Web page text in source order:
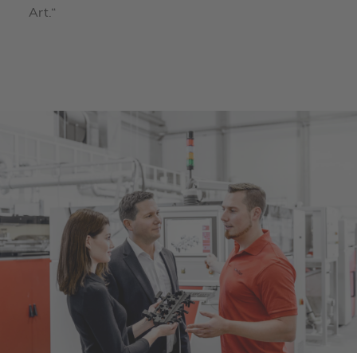
Art.“